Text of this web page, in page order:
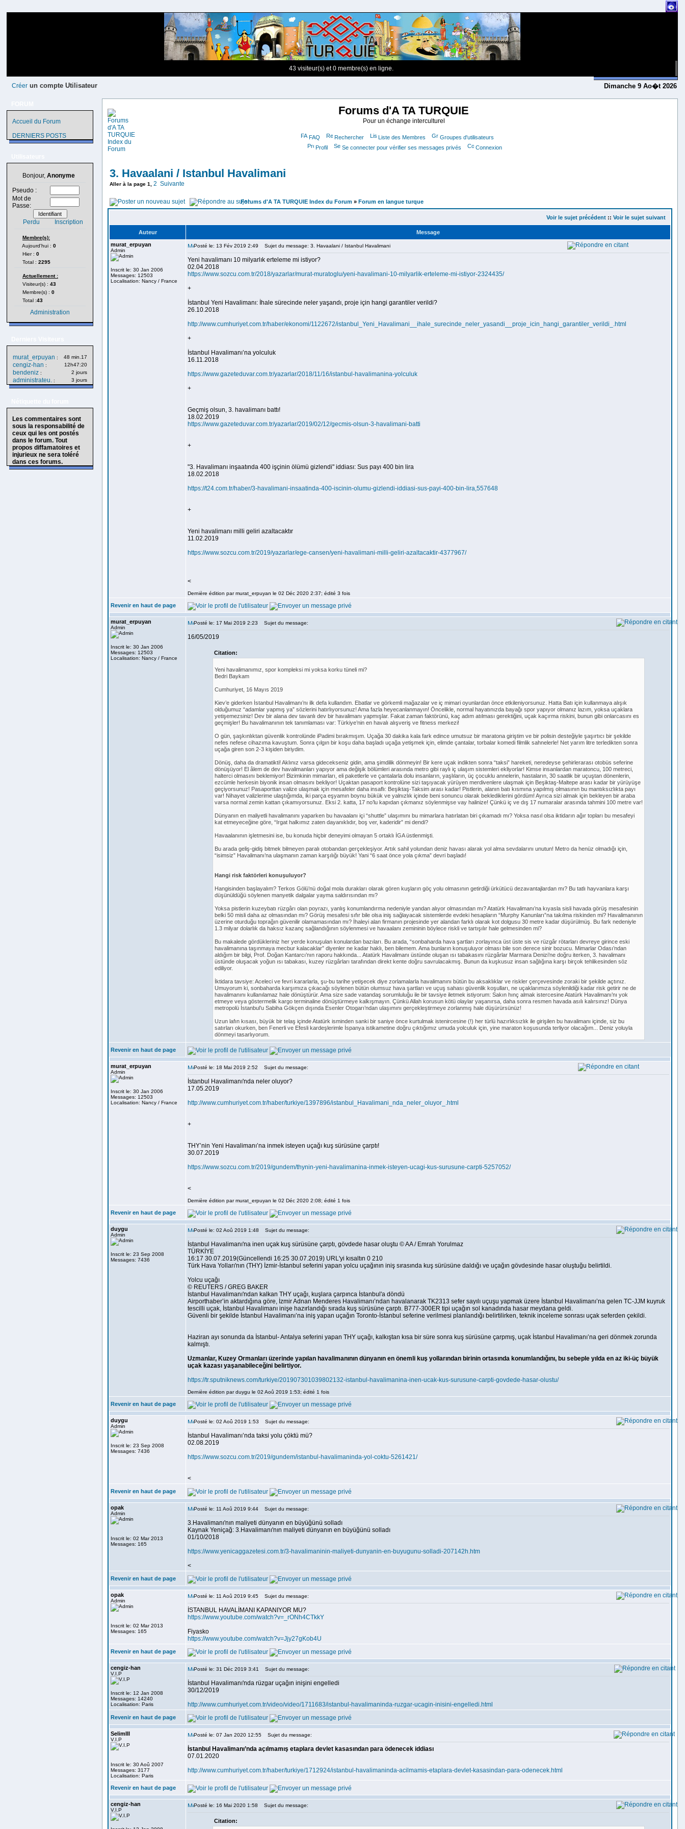
43 visiteur(s) et 0 membre(s) en ligne.
Créer un compte Utilisateur Dimanche 9 Ao�t 2026
Accueil du Forum
DERNIERS POSTS
Bonjour, Anonyme
Pseudo :
Mot de
Passe:
Perdu Inscription
Membre(s):
Aujourd'hui : 0
Hier : 0
Total : 2295
Actuellement :
Visiteur(s) : 43
Membre(s) : 0
Total :43
Administration
murat_erpuyan : 48 min.17
cengiz-han : 12h47:20
bendeniz : 2 jours
administrateu. : 3 jours
Les commentaires sont
sous la responsabilité de
ceux qui les ont postés
dans le forum. Tout
propos diffamatoires et
injurieux ne sera toléré
dans ces forums.
Forums d'A TA TURQUIE
Pour un échange interculturel
FAQ Rechercher Liste des Membres
Groupes d'utilisateurs
Profil
Se connecter pour vérifier ses messages privés Connexion
3. Havaalani / Istanbul Havalimani
Aller à la page 1 2 Suivante
Forums d'A TA TURQUIE Index du Forum » Forum en langue turque
Voir le sujet précédent :: Voir le sujet suivant
Auteur
Message
murat_erpuyan
Admin
Inscrit le: 30 Jan 2006
Messages: 12503
Localisation: Nancy / France
Posté le: 13 Fév 2019 2:49 Sujet du message: 3. Havaalani / Istanbul Havalimani
Yeni havalimanı 10 milyarlık erteleme mi istiyor?
02.04.2018
https://www.sozcu.com.tr/2018/yazarlar/murat-muratoglu/yeni-havalimani-10-milyarlik-erteleme-mi-istiyor-2324435/
+
İstanbul Yeni Havalimanı: İhale sürecinde neler yaşandı, proje için hangi garantiler verildi?
26.10.2018
http://www.cumhuriyet.com.tr/haber/ekonomi/1122672/istanbul_Yeni_Havalimani__ihale_surecinde_neler_yasandi__proje_icin_hangi_garantiler_verildi_.html
+
İstanbul Havalimanı’na yolculuk
16.11.2018
https://www.gazeteduvar.com.tr/yazarlar/2018/11/16/istanbul-havalimanina-yolculuk
+
Geçmiş olsun, 3. havalimanı battı!
18.02.2019
https://www.gazeteduvar.com.tr/yazarlar/2019/02/12/gecmis-olsun-3-havalimani-batti
+
"3. Havalimanı inşaatında 400 işçinin ölümü gizlendi" iddiası: Sus payı 400 bin lira
18.02.2018
https://t24.com.tr/haber/3-havalimani-insaatinda-400-iscinin-olumu-gizlendi-iddiasi-sus-payi-400-bin-lira,557648
+
Yeni havalimanı milli geliri azaltacaktır
11.02.2019
https://www.sozcu.com.tr/2019/yazarlar/ege-cansen/yeni-havalimani-milli-geliri-azaltacaktir-4377967/
<
Dernière édition par murat_erpuyan le 02 Déc 2020 2:37; édité 3 fois
Revenir en haut de page
murat_erpuyan
Admin
Inscrit le: 30 Jan 2006
Messages: 12503
Localisation: Nancy / France
Posté le: 17 Mai 2019 2:23 Sujet du message:
16/05/2019
Citation:
Yeni havalimanımız, spor kompleksi mi yoksa korku tüneli mi?
Bedri Baykam
Cumhuriyet, 16 Mayıs 2019
Kiev’e giderken İstanbul Havalimanı’nı ilk defa kullandım. Ebatlar ve görkemli mağazalar ve iç mimari oyunlardan önce etkileniyorsunuz. Hatta Batı için kullanmaya alışık
olduğumuz “adamlar yapmış ya” sözlerini hatırlıyorsunuz! Ama fazla heyecanlanmayın! Öncelikle, normal hayatınızda bayağı spor yapıyor olmanız lazım, yoksa uçaklara
yetişemezsiniz! Dev bir alana dev tavanlı dev bir havalimanı yapmışlar. Fakat zaman faktörünü, kaç adım atılması gerektiğini, uçak kaçırma riskini, bunun gibi onlarcasını es
geçmişler! Bu havalimanının tek tanımlaması var: Türkiye’nin en havalı alışveriş ve fitness merkezi!
O gün, şaşkınlıktan güvenlik kontrolünde iPadimi bırakmışım. Uçağa 30 dakika kala fark edince umutsuz bir maratona giriştim ve bir polisin desteğiyle şaşırtıcı bir şekilde
nefes nefese cihazıma kavuştum. Sonra çılgın bir koşu daha başladı uçağa yetişmek için, elimde çantalar, torbalar komedi filmlik sahnelerle! Net yarım litre terledikten sonra
uçağa giren son 2-3 kişiden biriydim.
Dönüş, daha da dramatikti! Aklınız varsa gidecekseniz gidin, ama şimdilik dönmeyin! Bir kere uçak indikten sonra “taksi” hareketi, neredeyse şehirlerarası otobüs seferine
dönüşüyor! El âlem de dev havalimanları yapıyor ama değişik bölümleri arasında metro gibi raylı iç ulaşım sistemleri ekliyorlar! Kimse insanlardan maratoncu, 100 metreci,
halterci olmasını beklemiyor! Bizimkinin mimarları, eli paketlerle ve çantalarla dolu insanların, yaşlıların, üç çocuklu annelerin, hastaların, 30 saatlik bir uçuştan dönenlerin,
ezcümle herkesin biyonik insan olmasını bekliyor! Uçaktan pasaport kontrolüne sizi taşıyacak yürüyen merdivenlere ulaşmak için Beşiktaş-Maltepe arası kadar bir yürüyüşe
geçiyorsunuz! Pasaporttan valize ulaşmak için mesafeler daha insaflı: Beşiktaş-Taksim arası kadar! Pistlerin, alanın batı kısmına yapılmış olmasının bu mantıksızlıkta payı
var! Nihayet valizlerime ulaştığımda, iki parça eşyamın boynu bükük ve yalnızlık içinde beni sonuncu olarak beklediklerini gördüm! Ayrıca sizi almak için bekleyen bir araba
varsa normal zemin kattan çıkamıyorsunuz. Eksi 2. katta, 17 no’lu kapıdan çıkmanız söylenmişse vay halinize! Çünkü iç ve dış 17 numaralar arasında tahmini 100 metre var!
Dünyanın en maliyetli havalimanını yaparken bu havaalanı içi “shuttle” ulaşımını bu mimarlara hatırlatan biri çıkamadı mı? Yoksa nasıl olsa iktidarın ağır topları bu mesafeyi
kat etmeyeceğine göre, “Irgat halkımız zaten dayanıklıdır, boş ver, kaderidir” mi dendi?
Havaalanının işletmesini ise, bu konuda hiçbir deneyimi olmayan 5 ortaklı İGA üstlenmişti.
Bu arada geliş-gidiş bitmek bilmeyen paralı otobandan gerçekleşiyor. Artık sahil yolundan deniz havası alarak yol alma sevdalarını unutun! Metro da henüz olmadığı için,
“isimsiz” Havalimanı’na ulaşmanın zaman karşılığı büyük! Yani “6 saat önce yola çıkma” devri başladı!
Hangi risk faktörleri konuşuluyor?
Hangisinden başlayalım? Terkos Gölü’nü doğal mola durakları olarak gören kuşların göç yolu olmasının getirdiği ürkütücü dezavantajlardan mı? Bu tatlı hayvanlara karşı
düşünüldüğü söylenen manyetik dalgalar yayma saldırısından mı?
Yoksa pistlerin kuzeybatı rüzgârı olan poyrazı, yanlış konumlandırma nedeniyle yandan alıyor olmasından mı? Atatürk Havalimanı’na kıyasla sisli havada görüş mesafesinin
belki 50 misli daha az olmasından mı? Görüş mesafesi sıfır bile olsa iniş sağlayacak sistemlerde evdeki hesapların “Murphy Kanunları”na takılma riskinden mi? Havalimanının
üzerine oturduğu toprağın güvenilir olamamasından mı? İhaleyi alan firmanın projesinde yer alandan farklı olarak kot dolgusu 30 metre kadar düşürülmüş. Bu fark nedeniyle
1.3 milyar dolarlık da haksız kazanç sağlandığının söylenmesi ve havaalanı zemininin böylece riskli ve tartışılır hale gelmesinden mi?
Bu makalede gördükleriniz her yerde konuşulan konulardan bazıları. Bu arada, “sonbaharda hava şartları zorlayınca üst üste sis ve rüzgâr rötarları devreye girince eski
havalimanına taşınmaya mecbur kalacaklar” diyenler ne kadar haklı, ben bilemem. Ama bunların konuşuluyor olması bile son derece sinir bozucu. Mimarlar Odası’ndan
aldığım bir bilgi, Prof. Doğan Kantarcı’nın raporu hakkında... Atatürk Havalimanı üstünde oluşan ısı tabakasını rüzgârlar Marmara Denizi’ne doğru iterken, 3. havalimanı
üstünde oluşacak yoğun ısı tabakası, kuzey rüzgârları tarafından direkt kente doğru savrulacakmış. Bunun da kuşkusuz insan sağlığına karşı birçok tehlikesinden söz
ediliyor.
İktidara tavsiye: Aceleci ve fevri kararlarla, şu-bu tarihe yetişecek diye zorlamalarla havalimanını bütün bu aksaklıklar ve riskler çerçevesinde zoraki bir şekilde açtınız.
Umuyorum ki, sonbaharda karşımıza çıkacağı söylenen bütün olumsuz hava şartları ve uçuş sahası güvenlik koşulları, ne uçaklarımıza söylenildiği kadar risk getirir ne de
havalimanını kullanılamaz hale dönüştürür. Ama size sade vatandaş sorumluluğu ile bir tavsiye iletmek istiyorum: Sakın hınç almak istercesine Atatürk Havalimanı’nı yok
etmeye veya göstermelik kargo terminaline dönüştürmeye kalkışmayın. Çünkü Allah korusun kötü olaylar yaşanırsa, daha sonra resmen havada asılı kalırsınız! Dünya
metropolü İstanbul’u Sabiha Gökçen dışında Esenler Otogarı’ndan ulaşımını gerçekleştirmeye zorlanmış hale düşürürsünüz!
Uzun lafın kısası, büyük bir telaş içinde Atatürk isminden sanki bir saniye önce kurtulmak istenircesine (!) her türlü hazırlıksızlık ile girişilen bu havalimanı içinde, siz bu
satırları okurken, ben Fenerli ve Efesli kardeşlerimle İspanya istikametine doğru çıktığımız umuda yolculuk için, yine maraton koşusunda terliyor olacağım... Deniz yoluyla
dönmeyi tasarlıyorum.
Revenir en haut de page
murat_erpuyan
Admin
Inscrit le: 30 Jan 2006
Messages: 12503
Localisation: Nancy / France
Posté le: 18 Mai 2019 2:52 Sujet du message:
İstanbul Havalimanı'nda neler oluyor?
17.05.2019
http://www.cumhuriyet.com.tr/haber/turkiye/1397896/istanbul_Havalimani_nda_neler_oluyor_.html
+
THY’nin Yeni Havalimanı’na inmek isteyen uçağı kuş sürüsüne çarptı!
30.07.2019
https://www.sozcu.com.tr/2019/gundem/thynin-yeni-havalimanina-inmek-isteyen-ucagi-kus-surusune-carpti-5257052/
<
Dernière édition par murat_erpuyan le 02 Déc 2020 2:08; édité 1 fois
Revenir en haut de page
duygu
Admin
Inscrit le: 23 Sep 2008
Messages: 7436
Posté le: 02 Aoû 2019 1:48 Sujet du message:
İstanbul Havalimanı'na inen uçak kuş sürüsüne çarptı, gövdede hasar oluştu © AA / Emrah Yorulmaz
TÜRKİYE
16:17 30.07.2019(Güncellendi 16:25 30.07.2019) URL'yi kısaltın 0 210
Türk Hava Yolları'nın (THY) İzmir-İstanbul seferini yapan yolcu uçağının iniş sırasında kuş sürüsüne daldığı ve uçağın gövdesinde hasar oluştuğu belirtildi.
Yolcu uçağı
© REUTERS / GREG BAKER
İstanbul Havalimanı'ndan kalkan THY uçağı, kuşlara çarpınca İstanbul'a döndü
Airporthaber’in aktardığına göre, İzmir Adnan Menderes Havalimanı’ndan havalanarak TK2313 sefer sayılı uçuşu yapmak üzere İstanbul Havalimanı’na gelen TC-JJM kuyruk
tescilli uçak, İstanbul Havalimanı inişe hazırlandığı sırada kuş sürüsüne çarptı. B777-300ER tipi uçağın sol kanadında hasar meydana geldi.
Güvenli bir şekilde İstanbul Havalimanı’na iniş yapan uçağın Toronto-İstanbul seferine verilmesi planlandığı belirtilirken, teknik inceleme sonrası uçak seferden çekildi.
​Haziran ayı sonunda da İstanbul- Antalya seferini yapan THY uçağı, kalkıştan kısa bir süre sonra kuş sürüsüne çarpmış, uçak İstanbul Havalimanı’na geri dönmek zorunda
kalmıştı.
Uzmanlar, Kuzey Ormanları üzerinde yapılan havalimanının dünyanın en önemli kuş yollarından birinin ortasında konumlandığını, bu sebeple yılda en az iki-üç büyük
uçak kazası yaşanabileceğini belirtiyor.
https://tr.sputniknews.com/turkiye/201907301039802132-istanbul-havalimanina-inen-ucak-kus-surusune-carpti-govdede-hasar-olustu/
Dernière édition par duygu le 02 Aoû 2019 1:53; édité 1 fois
Revenir en haut de page
duygu
Admin
Inscrit le: 23 Sep 2008
Messages: 7436
Posté le: 02 Aoû 2019 1:53 Sujet du message:
İstanbul Havalimanı’nda taksi yolu çöktü mü?
02.08.2019
https://www.sozcu.com.tr/2019/gundem/istanbul-havalimaninda-yol-coktu-5261421/
<
Revenir en haut de page
opak
Admin
Inscrit le: 02 Mar 2013
Messages: 165
Posté le: 11 Aoû 2019 9:44 Sujet du message:
3.Havalimanı'nın maliyeti dünyanın en büyüğünü solladı
Kaynak Yeniçağ: 3.Havalimanı'nın maliyeti dünyanın en büyüğünü solladı
01/10/2018
https://www.yenicaggazetesi.com.tr/3-havalimaninin-maliyeti-dunyanin-en-buyugunu-solladi-207142h.htm
<
Revenir en haut de page
opak
Admin
Inscrit le: 02 Mar 2013
Messages: 165
Posté le: 11 Aoû 2019 9:45 Sujet du message:
İSTANBUL HAVALİMANI KAPANIYOR MU?
https://www.youtube.com/watch?v=_rONh4CTkkY
Fiyasko
https://www.youtube.com/watch?v=Jjy27gKob4U
Revenir en haut de page
cengiz-han
V.I.P
Inscrit le: 12 Jan 2008
Messages: 14240
Localisation: Paris
Posté le: 31 Déc 2019 3:41 Sujet du message:
İstanbul Havalimanı'nda rüzgar uçağın inişini engelledi
30/12/2019
http://www.cumhuriyet.com.tr/video/video/1711683/istanbul-havalimaninda-ruzgar-ucagin-inisini-engelledi.html
Revenir en haut de page
SelimIII
V.I.P
Inscrit le: 30 Aoû 2007
Messages: 3177
Localisation: Paris
Posté le: 07 Jan 2020 12:55 Sujet du message:
İstanbul Havalimanı’nda açılmamış etaplara devlet kasasından para ödenecek iddiası
07.01.2020
http://www.cumhuriyet.com.tr/haber/turkiye/1712924/istanbul-havalimaninda-acilmamis-etaplara-devlet-kasasindan-para-odenecek.html
Revenir en haut de page
cengiz-han
V.I.P
Posté le: 16 Mai 2020 1:58 Sujet du message:
Citation: